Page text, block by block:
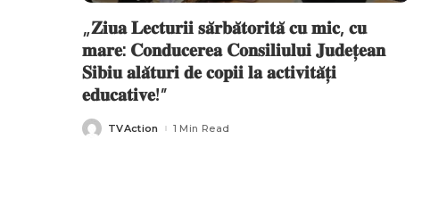
„𝐙𝐢𝐮𝐚 𝐋𝐞𝐜𝐭𝐮𝐫𝐢𝐢 𝐬𝐚̆𝐫𝐛𝐚̆𝐭𝐨𝐫𝐢𝐭𝐚̆ 𝐜𝐮 𝐦𝐢𝐜, 𝐜𝐮
𝐦𝐚𝐫𝐞: 𝐂𝐨𝐧𝐝𝐮𝐜𝐞𝐫𝐞𝐚 𝐂𝐨𝐧𝐬𝐢𝐥𝐢𝐮𝐥𝐮𝐢 𝐉𝐮𝐝𝐞𝐭̦𝐞𝐚𝐧
𝐒𝐢𝐛𝐢𝐮 𝐚𝐥𝐚̆𝐭𝐮𝐫𝐢 𝐝𝐞 𝐜𝐨𝐩𝐢𝐢 𝐥𝐚 𝐚𝐜𝐭𝐢𝐯𝐢𝐭𝐚̆𝐭̦𝐢
𝐞𝐝𝐮𝐜𝐚𝐭𝐢𝐯𝐞!”
PostedTVAction 1 Min Read